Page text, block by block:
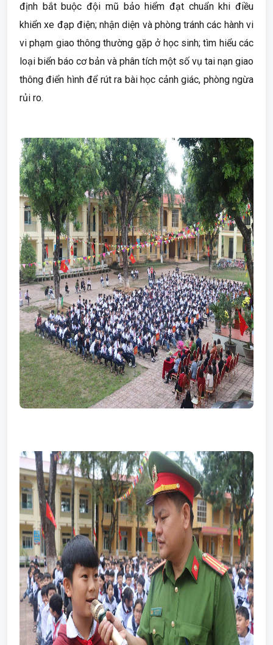
định bắt buộc đội mũ bảo hiểm đạt chuẩn khi điều
khiển xe đạp điện; nhận diện và phòng tránh các hành vi
vi phạm giao thông thường gặp ở học sinh; tìm hiểu các
loại biển báo cơ bản và phân tích một số vụ tai nạn giao
thông điển hình để rút ra bài học cảnh giác, phòng ngừa
rủi ro.